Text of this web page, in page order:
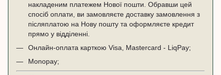
накладеним платежем Нової пошти. Обравши цей
спосіб оплати, ви замовляєте доставку замовлення з
післяплатою на Нову пошту та оформляєте кредит
прямо у відділенні.
Онлайн-оплата карткою Visa, Mastercard - LiqPay;
Monopay;